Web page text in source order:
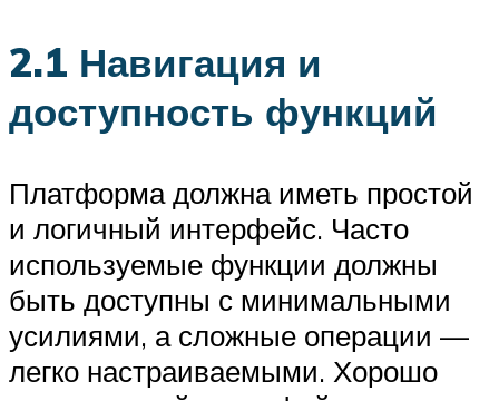
2.1 Навигация и
доступность функций
Платформа должна иметь простой
и логичный интерфейс. Часто
используемые функции должны
быть доступны с минимальными
усилиями, а сложные операции —
легко настраиваемыми. Хорошо